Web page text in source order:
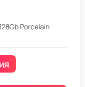
Porcelain